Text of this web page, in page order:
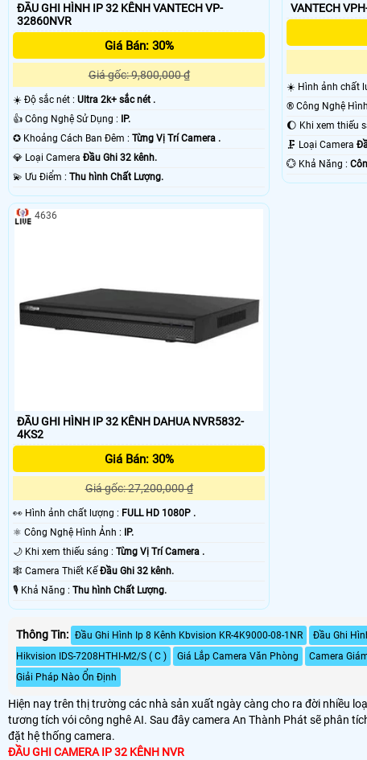
ĐẦU GHI HÌNH IP 32 KÊNH VANTECH VP-
32860NVR
Giá Bán: 30%
Giá gốc: 9,800,000 ₫
☀️ Độ sắc nét : Ultra 2k+ sắc nét .
👍 Công Nghệ Sử Dụng : IP.
✪ Khoảng Cách Ban Đêm : Từng Vị Trí Camera .
💎 Loại Camera Đầu Ghi 32 kênh.
️💫 Ưu Điểm : Thu hình Chất Lượng.
VANTECH
☀️ Hình ảnh chất
🗜️ Loại Camera
️💮 Khả Năng :
ĐẦU GHI HÌNH IP 32 KÊNH DAHUA NVR5832-
4KS2
Giá Bán: 30%
Giá gốc: 27,200,000 ₫
️👀 Hình ảnh chất lượng : FULL HD 1080P .
⚛️ Công Nghệ Hình Ảnh : IP.
🌙 Khi xem thiếu sáng : Từng Vị Trí Camera .
🕸️ Camera Thiết KếĐầu Ghi 32 kênh.
️🎙 Khả Năng : Thu hình Chất Lượng.
4636
Thông Tin: Đầu Ghi Hình Ip 8 Kênh Kbvision KR-4K9000-08-1NR Đầu Ghi
Hikvision IDS-7208HTHI-M2/S ( C )
Giá Lắp Camera Văn Phòng Camera
Giải Pháp Nào Ổn Định
Hiện nay trên thị trường các nhà sản xuất ngày càng cho ra đời nhiều
tương tích vói công nghê AI. Sau đây camera An Thành Phát sẽ phân
đặt hệ thống camera.
ĐẦU GHI CAMERA IP 32 KÊNH NVR